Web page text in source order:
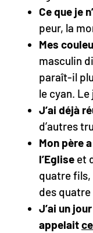
Ce que je
peur, la
Mes
masculin
paraît-il
le cyan.
J’ai déjà
d’autres
Mon père
l’Eglise et
quatre fils,
des
J’ai un
appelait